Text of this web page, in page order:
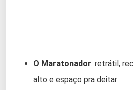
O Maratonador: retrátil,
alto e espaço pra deitar